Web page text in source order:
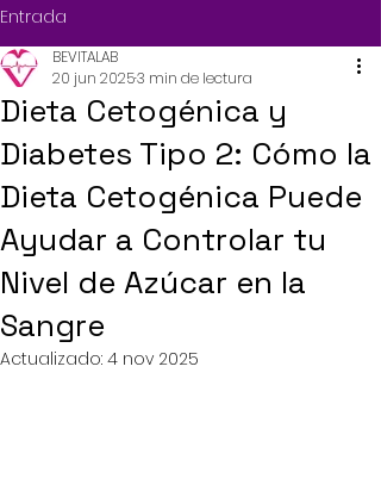
Entrada
Dieta Cetogénica y
Diabetes Tipo 2: Cómo la
Dieta Cetogénica Puede
Ayudar a Controlar tu
Nivel de Azúcar en la
Sangre
BEVITALAB
20 jun 20253 min de lectura
Actualizado: 4 nov 2025